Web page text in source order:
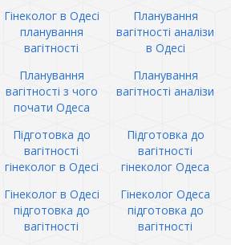
Гінеколог в Одесі
планування
вагітності
Планування
вагітності аналізи
в Одесі
Планування
вагітності з чого
почати Одеса
Планування
вагітності аналізи
Підготовка до
вагітності
гінеколог в Одесі
Підготовка до
вагітності
гінеколог Одеса
Гінеколог в Одесі
підготовка до
вагітності
Гінеколог Одеса
підготовка до
вагітності